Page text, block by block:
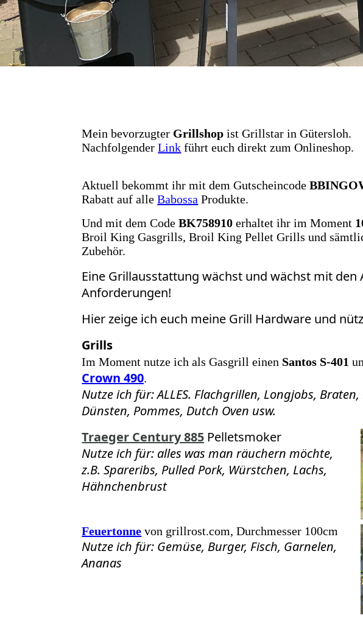
Mein bevorzugter Grillshop ist Grillstar in Gütersloh.
NachfolgenderLink führt euch direkt zum Onlineshop.
Aktuell bekommt ihr mit dem Gutscheincode
Rabatt auf alleBabossa Produkte.
Und mit dem CodeBK758910 erhaltet ihr im Moment
Broil King Gasgrills, Broil King Pellet Grills und
Zubehör.
Eine Grillausstattung wächst und wächst mit den
Anforderungen!
Hier zeige ich euch meine Grill Hardware und
Grills
Im Moment nutze ich als Gasgrill einen Santos S-401
Crown 490.
Nutze ich für: ALLES. Flachgrillen, Longjobs, Braten,
Dünsten, Pommes, Dutch Oven usw.
Traeger Century 885 Pelletsmoker
Nutze ich für: alles was man räuchern möchte,
z.B. Spareribs, Pulled Pork, Würstchen, Lachs,
Hähnchenbrust
Feuertonne von grillrost.com, Durchmesser 100cm
Nutze ich für: Gemüse, Burger, Fisch, Garnelen,
Ananas